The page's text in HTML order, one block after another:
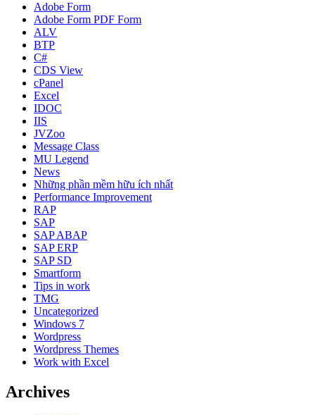
Adobe Form
Adobe Form PDF Form
ALV
BTP
C#
CDS View
cPanel
Excel
IDOC
IIS
JVZoo
Message Class
MU Legend
News
Những phần mềm hữu ích nhất
Performance Improvement
RAP
SAP
SAP ABAP
SAP ERP
SAP SD
Smartform
Tips in work
TMG
Uncategorized
Windows 7
Wordpress
Wordpress Themes
Work with Excel
Archives